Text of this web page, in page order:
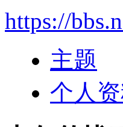
https://
主题
个人